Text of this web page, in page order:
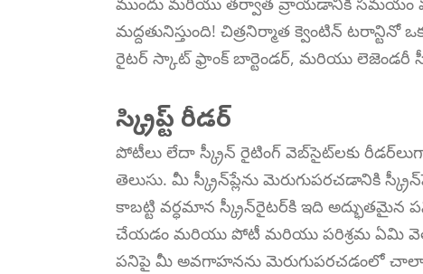
మద్దతునిస్తుంది! చిత్రనిర్మాత క్వెంటిన్
రైటర్ స్కాట్ ఫ్రాంక్ బార్టెండర్, మరియు లెజెండరీ
స్క్రిప్ట్ రీడర్
పోటీలు లేదా స్క్రీన్ రైటింగ్ వెబ్‌సైట్‌లకు
తెలుసు. మీ స్క్రీన్‌ప్లేను మెరుగుపరచడానికి
కాబట్టి వర్ధమాన స్క్రీన్‌రైటర్‌కి ఇది అద్భుతమైన
చేయడం మరియు పోటీ మరియు పరిశ్రమ ఏమి
పనిపై మీ అవగాహనను మెరుగుపరచడంలో